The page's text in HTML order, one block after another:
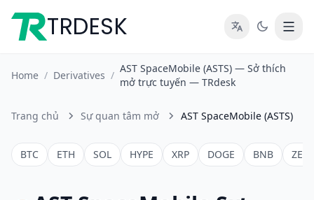
TRDESK
Home / Derivatives /
AST SpaceMobile (ASTS) — Sở thích
mở trực tuyến — TRdesk
Trang chủ Sự quan tâm mở AST SpaceMobile (ASTS)
BTC ETH SOL HYPE XRP DOGE BNB ZEC